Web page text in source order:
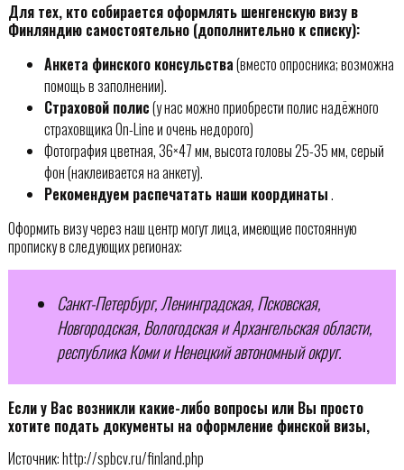
Для тех, кто собирается оформлять шенгенскую визу в
Финляндию самостоятельно (дополнительно к списку):
Анкета финского консульства(вместо опросника; возможна
помощь в заполнении).
Страховой полис(у нас можно приобрести полис надёжного
страховщика On-Line и очень недорого)
Фотография цветная, 36×47 мм, высота головы 25-35 мм, серый
фон (наклеивается на анкету).
Рекомендуем распечатать наши координаты.
Оформить визу через наш центр могут лица, имеющие постоянную
прописку в следующих регионах:
Санкт-Петербург, Ленинградская, Псковская,
Новгородская, Вологодская и Архангельская области,
республика Коми и Ненецкий автономный округ.
Если у Вас возникли какие-либо вопросы или Вы просто
хотите подать документы на оформление финской визы,
Источник: http://spbcv.ru/finland.php